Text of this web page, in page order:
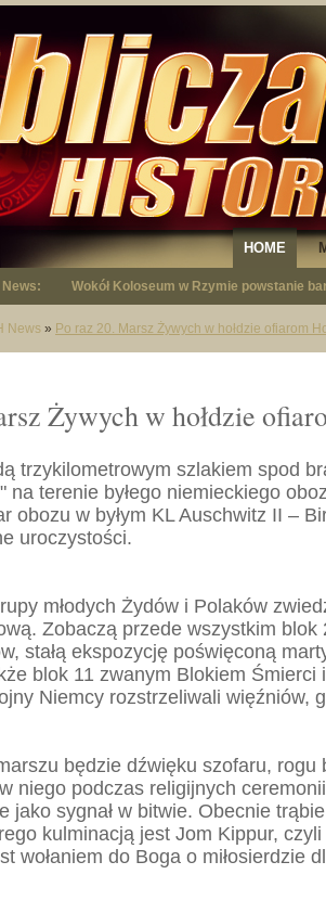
HOME
News: "Niepodległy - opowieść o Januszu
News » Po raz 20. Marsz Żywych w hołdzie ofiarom
Żywych w hołdzie
trzykilometrowym szlakiem spod
na terenie byłego niemieckiego
obozu w byłym KL Auschwitz II –
uroczystości.
młodych Żydów i Polaków
Zobaczą przede wszystkim blok
stałą ekspozycję poświęconą
blok 11 zwanym Blokiem Śmierci
Niemcy rozstrzeliwali więźniów,
będzie dźwięku szofaru, rogu
niego podczas religijnych
jako sygnał w bitwie. Obecnie
kulminacją jest Jom Kippur,
wołaniem do Boga o miłosierdzie